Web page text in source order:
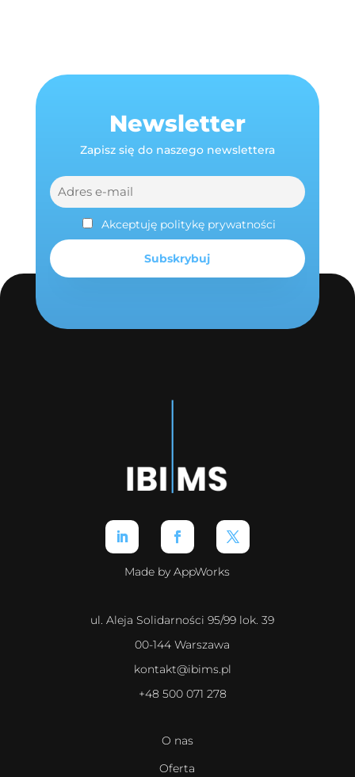
Newsletter
Zapisz się do naszego newslettera
Akceptuję politykę prywatności
Made by AppWorks
ul. Aleja Solidarności 95/99 lok. 39
00-144 Warszawa
kontakt@ibims.pl
+48 500 071 278
O nas
Oferta